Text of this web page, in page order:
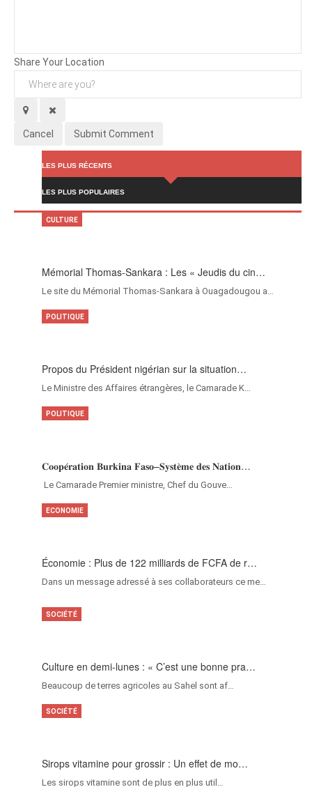
Share Your Location
Cancel Submit Comment
LES PLUS RÉCENTS
LES PLUS POPULAIRES
Mémorial Thomas-Sankara : Les « Jeudis du cin…
Le site du Mémorial Thomas-Sankara à Ouagadougou a…
CULTURE
Propos du Président nigérian sur la situation…
Le Ministre des Affaires étrangères, le Camarade K…
POLITIQUE
𝐂𝐨𝐨𝐩𝐞́𝐫𝐚𝐭𝐢𝐨𝐧 𝐁𝐮𝐫𝐤𝐢𝐧𝐚 𝐅𝐚𝐬𝐨–𝐒𝐲𝐬𝐭𝐞̀𝐦𝐞 𝐝𝐞𝐬 𝐍𝐚𝐭𝐢𝐨𝐧…
‎Le Camarade Premier ministre, Chef du Gouve…
POLITIQUE
Économie : Plus de 122 milliards de FCFA de r…
Dans un message adressé à ses collaborateurs ce me…
ECONOMIE
Culture en demi-lunes : « C’est une bonne pra…
Beaucoup de terres agricoles au Sahel sont af…
SOCIÉTÉ
Sirops vitamine pour grossir : Un effet de mo…
Les sirops vitamine sont de plus en plus util…
SOCIÉTÉ